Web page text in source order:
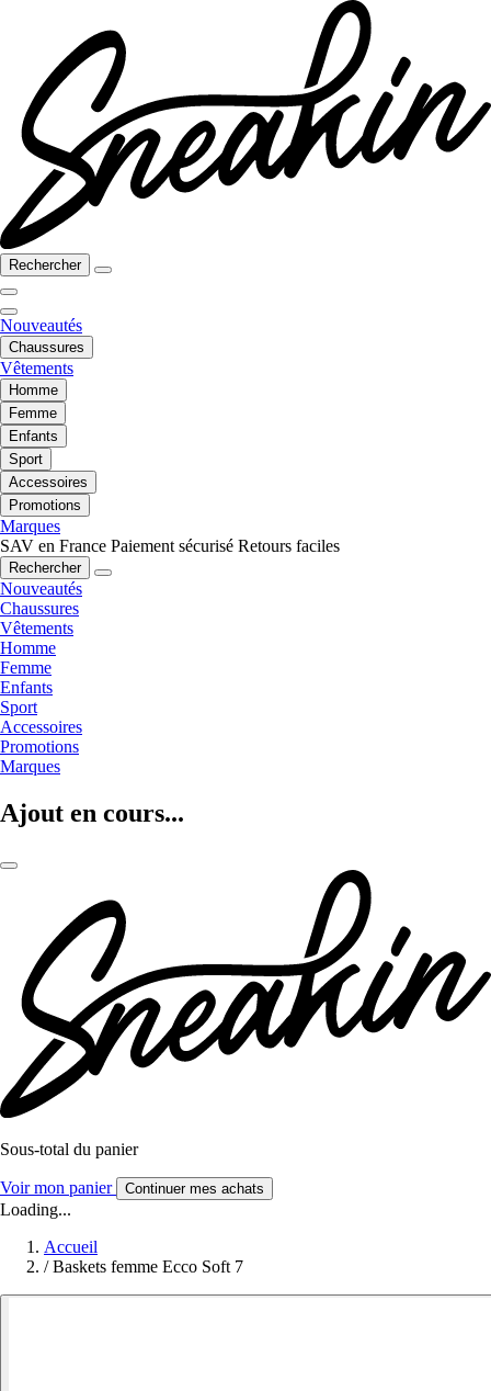
Rechercher
Nouveautés
Chaussures
Vêtements
Homme
Femme
Enfants
Sport
Accessoires
Promotions
Marques
SAV en France Paiement sécurisé Retours faciles
Rechercher
Nouveautés
Chaussures
Vêtements
Homme
Femme
Enfants
Sport
Accessoires
Promotions
Marques
Ajout en cours...
Sous-total du panier
Voir mon panier Continuer mes achats
Loading...
Accueil
/ Baskets femme Ecco Soft 7